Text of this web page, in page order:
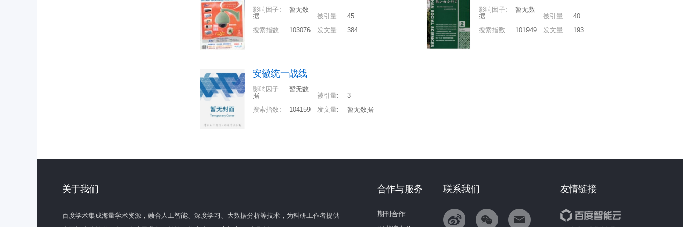
影响因子:
暂无数
据
被引量:
45
搜索指数: 103076 发文量: 384
影响因子:
暂无数
据
被引量:
40
搜索指数: 101949 发文量: 193
安徽统一战线
影响因子:
暂无数
据
被引量:
3
搜索指数: 104159 发文量: 暂无数据
关于我们
百度学术集成海量学术资源，融合人工智能、深度学习、大数据分析等技术，为科研工作者提供
友情链接
联系我们
合作与服务
期刊合作